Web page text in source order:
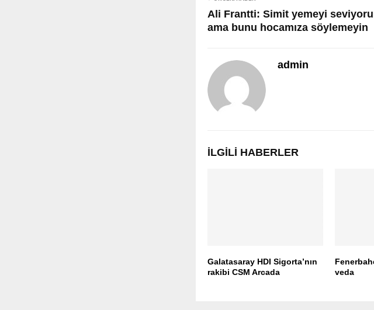
Ali Frantti: Simit yemeyi
ama bunu hocamıza söylemeyin
admin
İLGILI HABERLER
Galatasaray HDI Sigorta’nın
rakibi CSM Arcada
veda